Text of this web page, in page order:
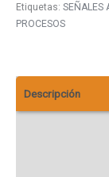
Etiquetas: SEÑALES
PROCESOS
Descripción